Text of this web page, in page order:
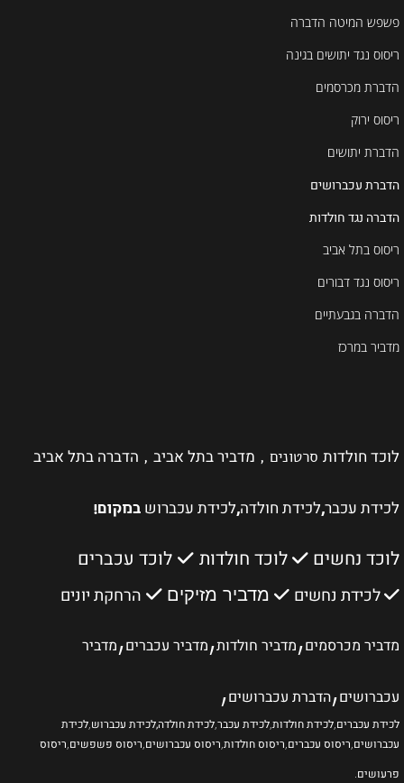
פשפש המיטה הדברה
ריסוס נגד יתושים בגינה
הדברת מכרסמים
ריסוס ירוק
הדברת יתושים
הדברת עכברושים
הדברה נגד חולדות
ריסוס בתל אביב
ריסוס נגד דבורים
הדברה בגבעתיים
מדביר במרכז
לוכד חולדות סרטונים , מדביר בתל אביב , הדברה בתל אביב
לכידת עכבר,לכידת חולדה,לכידת עכברוש במקום!
לוכד נחשים לוכד חולדות לוכד עכברים
לכידת נחשים מדביר מזיקים הרחקת יונים
מדביר מכרסמים,מדביר חולדות,מדביר עכברים,מדביר
עכברושים,הדברת עכברושים,
לכידת עכברים,לכידת חולדות,לכידת עכבר,לכידת חולדה,לכידת עכברוש,לכידת
עכברושים,ריסוס עכברים,ריסוס חולדות,ריסוס עכברושים,ריסוס פשפשים,ריסוס
פרעושים.